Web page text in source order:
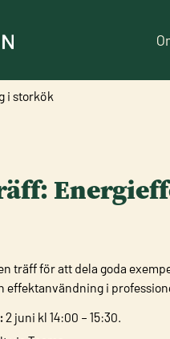
i storkök
träff för att dela goda
effektanvändning i
2 juni kl 14:00 – 15:30.